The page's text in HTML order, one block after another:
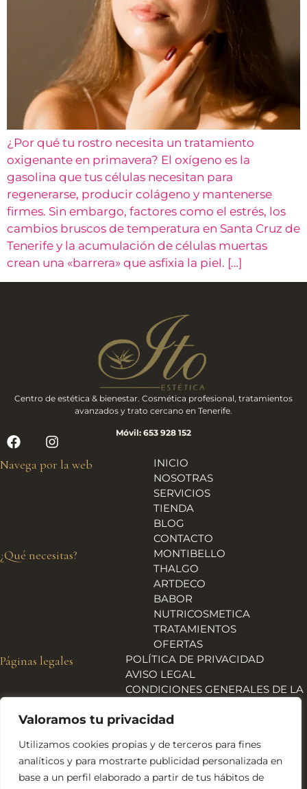
Valoramos tu privacidad
Utilizamos cookies propias y de terceros para fines
analíticos y para mostrarte publicidad personalizada en
base a un perfil elaborado a partir de tus hábitos de
¿Por qué tu rostro necesita un tratamiento
oxigenante en primavera? El oxígeno es la
gasolina que tus células necesitan para
regenerarse, producir colágeno y mantenerse
firmes. Sin embargo, factores como el estrés, los
cambios bruscos de temperatura en Santa Cruz de
Tenerife y la acumulación de células muertas
crean una «barrera» que asfixia la piel. […]
Centro de estética & bienestar. Cosmética profesional, tratamientos
avanzados y trato cercano en Tenerife.
Móvil: 653 928 152
Navega por la web
INICIO
NOSOTRAS
SERVICIOS
TIENDA
BLOG
CONTACTO
¿Qué necesitas?
MONTIBELLO
THALGO
ARTDECO
BABOR
NUTRICOSMETICA
TRATAMIENTOS
OFERTAS
Páginas legales
POLÍTICA DE PRIVACIDAD
AVISO LEGAL
CONDICIONES GENERALES DE LA
ENVÍOS, DEVOLUCIONES Y
POLÍTICA DE COOKIES
DECLARACIÓN DE
ACCESIBILIDAD